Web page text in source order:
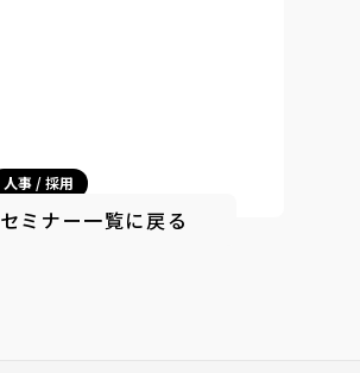
人事 / 採用
セミナー一覧に戻る